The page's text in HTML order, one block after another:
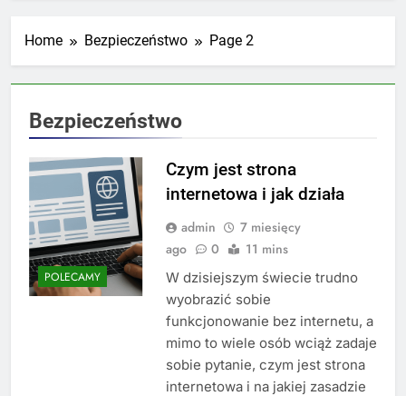
Home Bezpieczeństwo Page 2
Bezpieczeństwo
POLECAMY
Czym jest strona
internetowa i jak działa
admin
7 miesięcy
ago
0 11 mins
W dzisiejszym świecie trudno
wyobrazić sobie
funkcjonowanie bez internetu, a
mimo to wiele osób wciąż zadaje
sobie pytanie, czym jest strona
internetowa i na jakiej zasadzie